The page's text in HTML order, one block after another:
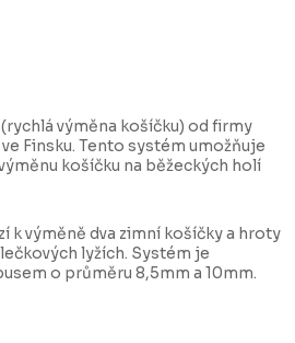
(rychlá výměna košíčku) od firmy
Finsku. Tento systém umožňuje
košíčku na běžeckých holí
k výměně dva zimní košíčky a hroty
lyžích. Systém je
o průměru 8,5mm a 10mm.